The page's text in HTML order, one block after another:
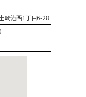
崎港西1丁目6-28